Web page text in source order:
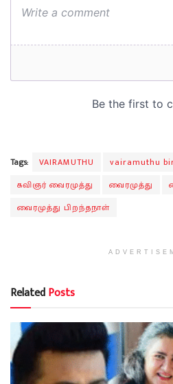
Tags: VAIRAMUTHU
vairamuthu
கவிஞர் வைரமுத்து
வைரமுத்து
வைரமுத்து பிறந்தநாள்
RelatedPosts